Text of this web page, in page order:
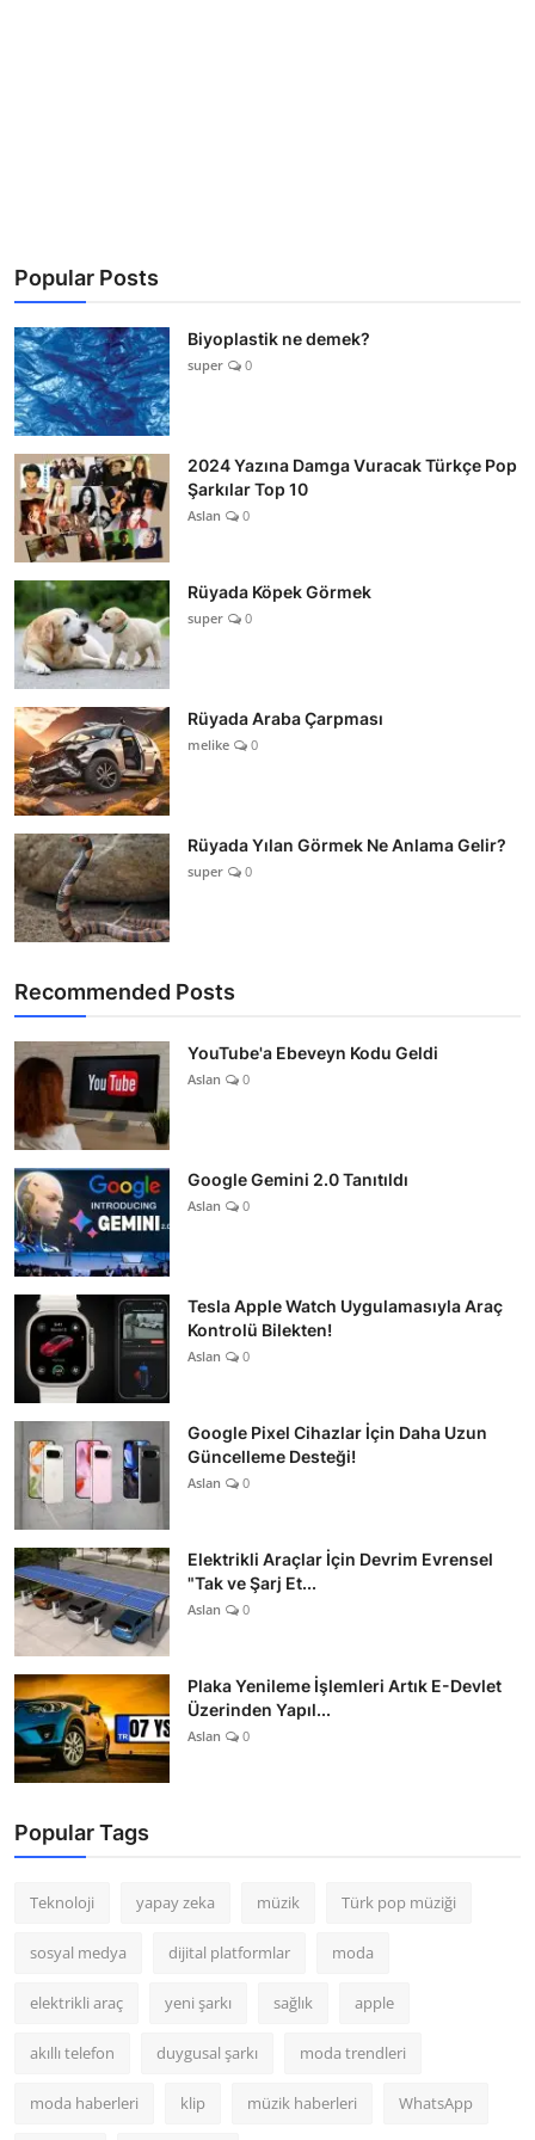
Popular Posts
Biyoplastik ne demek?
super 0
2024 Yazına Damga Vuracak Türkçe Pop
Şarkılar Top 10
Aslan 0
Rüyada Köpek Görmek
super 0
Rüyada Araba Çarpması
melike 0
Rüyada Yılan Görmek Ne Anlama Gelir?
super 0
Recommended Posts
YouTube'a Ebeveyn Kodu Geldi
Aslan 0
Google Gemini 2.0 Tanıtıldı
Aslan 0
Tesla Apple Watch Uygulamasıyla Araç
Kontrolü Bilekten!
Aslan 0
Google Pixel Cihazlar İçin Daha Uzun
Güncelleme Desteği!
Aslan 0
Elektrikli Araçlar İçin Devrim Evrensel
"Tak ve Şarj Et...
Aslan 0
Plaka Yenileme İşlemleri Artık E-Devlet
Üzerinden Yapıl...
Aslan 0
Popular Tags
Teknoloji yapay zeka müzik Türk pop müziği
sosyal medya dijital platformlar moda
elektrikli araç yeni şarkı sağlık apple
akıllı telefon duygusal şarkı moda trendleri
moda haberleri klip müzik haberleri WhatsApp